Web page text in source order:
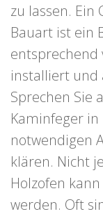
zu lassen. Ein
Bauart ist ein
entsprechend
installiert und
Sprechen Sie
Kaminfeger
notwendigen
klären. Nicht
Holzofen
werden. Oft